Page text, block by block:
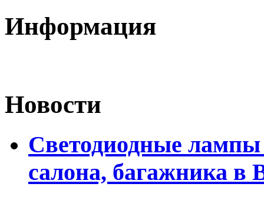
Информация
Новости
Светодиодные лампы
салона, багажника в